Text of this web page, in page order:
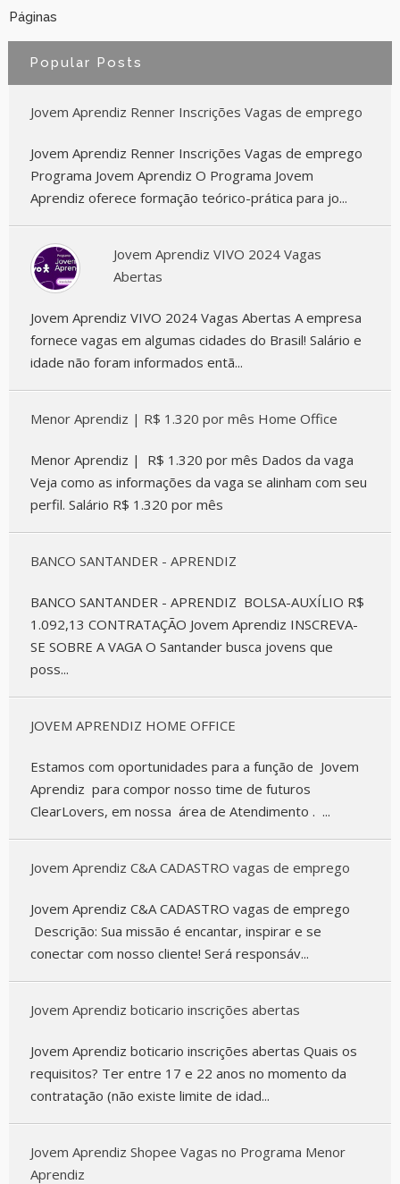
Páginas
Popular Posts
Jovem Aprendiz Renner Inscrições Vagas de emprego
Jovem Aprendiz Renner Inscrições Vagas de emprego
Programa Jovem Aprendiz O Programa Jovem
Aprendiz oferece formação teórico-prática para jo...
Jovem Aprendiz VIVO 2024 Vagas
Abertas
Jovem Aprendiz VIVO 2024 Vagas Abertas A empresa
fornece vagas em algumas cidades do Brasil! Salário e
idade não foram informados entã...
Menor Aprendiz | R$ 1.320 por mês Home Office
Menor Aprendiz | R$ 1.320 por mês Dados da vaga
Veja como as informações da vaga se alinham com seu
perfil. Salário R$ 1.320 por mês
BANCO SANTANDER - APRENDIZ
BANCO SANTANDER - APRENDIZ BOLSA-AUXÍLIO R$
1.092,13 CONTRATAÇÃO Jovem Aprendiz INSCREVA-
SE SOBRE A VAGA O Santander busca jovens que
poss...
JOVEM APRENDIZ HOME OFFICE
Estamos com oportunidades para a função de Jovem
Aprendiz para compor nosso time de futuros
ClearLovers, em nossa área de Atendimento . ...
Jovem Aprendiz C&A CADASTRO vagas de emprego
Jovem Aprendiz C&A CADASTRO vagas de emprego
Descrição: Sua missão é encantar, inspirar e se
conectar com nosso cliente! Será responsáv...
Jovem Aprendiz boticario inscrições abertas
Jovem Aprendiz boticario inscrições abertas Quais os
requisitos? Ter entre 17 e 22 anos no momento da
contratação (não existe limite de idad...
Jovem Aprendiz Shopee Vagas no Programa Menor
Aprendiz